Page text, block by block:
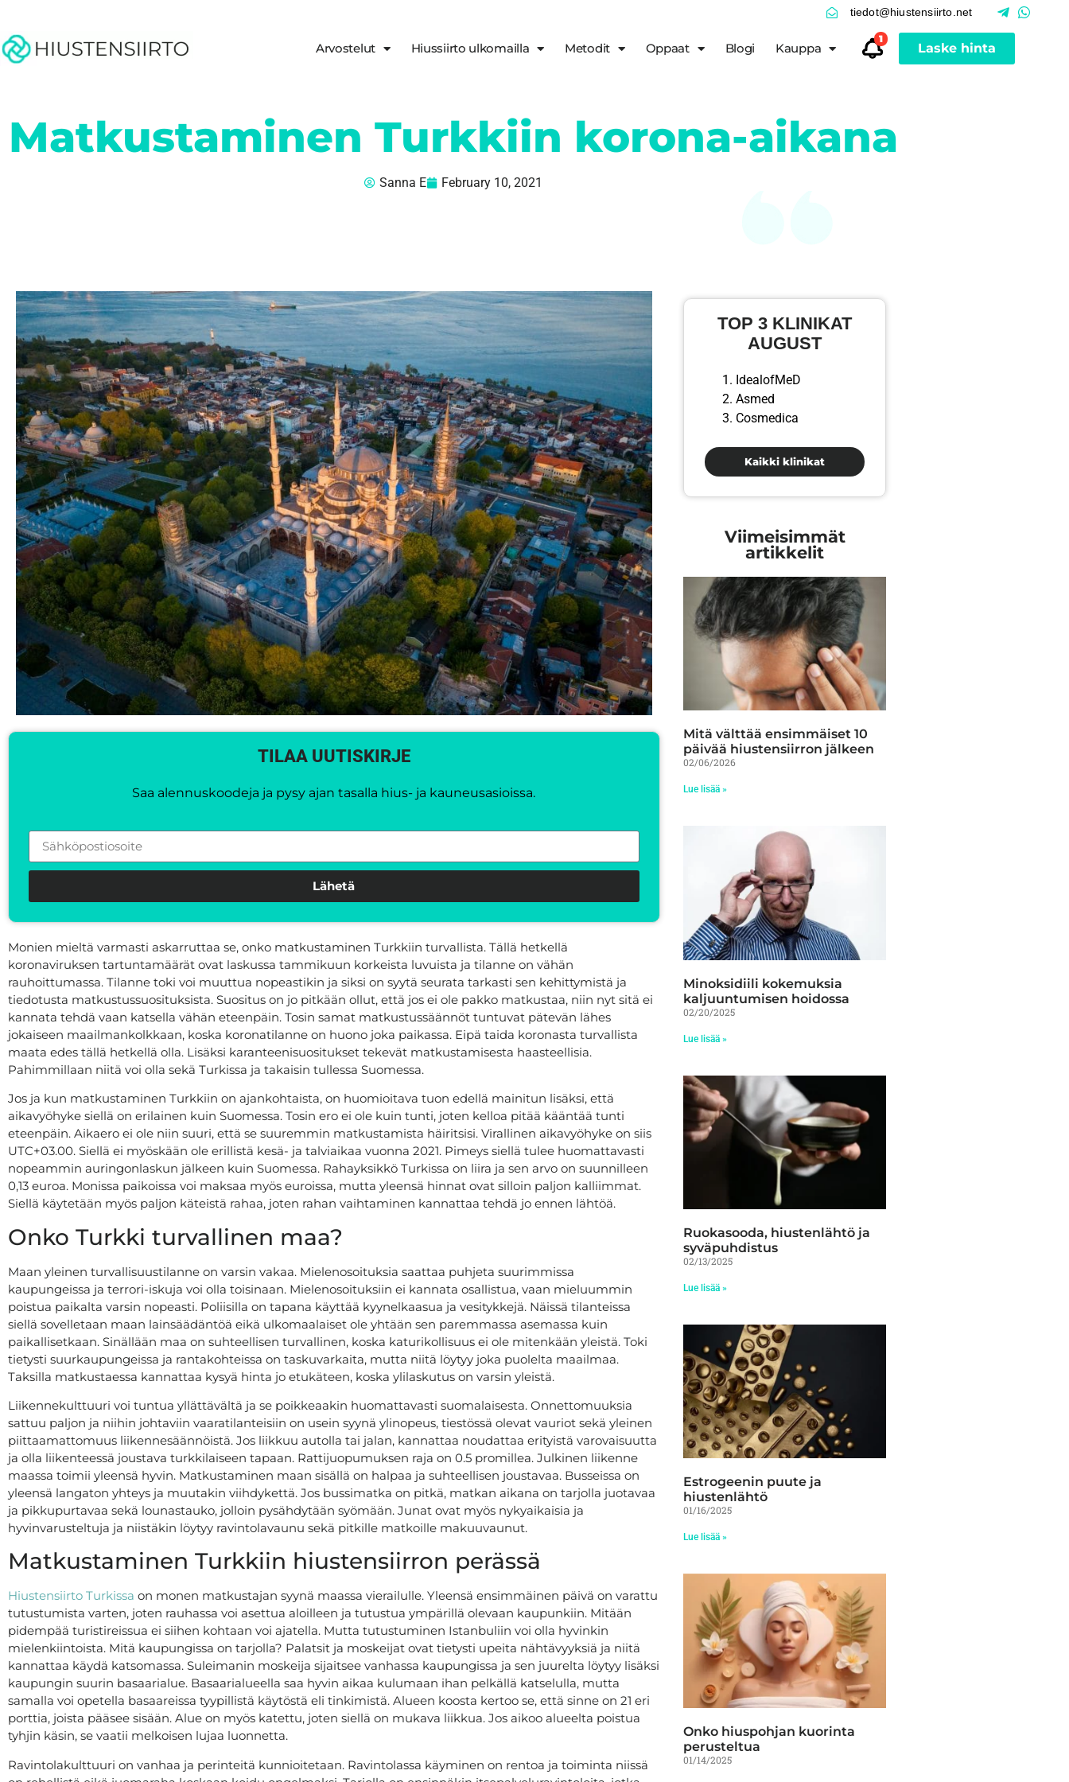
tiedot@hiustensiirto.net
Arvostelut Hiussiirto ulkomailla Metodit Oppaat Blogi Kauppa
1
Laske hinta
Matkustaminen Turkkiin korona-aikana
Sanna E February 10, 2021
TILAA UUTISKIRJE
Saa alennuskoodeja ja pysy ajan tasalla hius- ja kauneusasioissa.
Lähetä
Monien mieltä varmasti askarruttaa se, onko matkustaminen Turkkiin turvallista. Tällä hetkellä
koronaviruksen tartuntamäärät ovat laskussa tammikuun korkeista luvuista ja tilanne on vähän
rauhoittumassa. Tilanne toki voi muuttua nopeastikin ja siksi on syytä seurata tarkasti sen kehittymistä ja
tiedotusta matkustussuosituksista. Suositus on jo pitkään ollut, että jos ei ole pakko matkustaa, niin nyt sitä ei
kannata tehdä vaan katsella vähän eteenpäin. Tosin samat matkustussäännöt tuntuvat pätevän lähes
jokaiseen maailmankolkkaan, koska koronatilanne on huono joka paikassa. Eipä taida koronasta turvallista
maata edes tällä hetkellä olla. Lisäksi karanteenisuositukset tekevät matkustamisesta haasteellisia.
Pahimmillaan niitä voi olla sekä Turkissa ja takaisin tullessa Suomessa.
Jos ja kun matkustaminen Turkkiin on ajankohtaista, on huomioitava tuon edellä mainitun lisäksi, että
aikavyöhyke siellä on erilainen kuin Suomessa. Tosin ero ei ole kuin tunti, joten kelloa pitää kääntää tunti
eteenpäin. Aikaero ei ole niin suuri, että se suuremmin matkustamista häiritsisi. Virallinen aikavyöhyke on siis
UTC+03.00. Siellä ei myöskään ole erillistä kesä- ja talviaikaa vuonna 2021. Pimeys siellä tulee huomattavasti
nopeammin auringonlaskun jälkeen kuin Suomessa. Rahayksikkö Turkissa on liira ja sen arvo on suunnilleen
0,13 euroa. Monissa paikoissa voi maksaa myös euroissa, mutta yleensä hinnat ovat silloin paljon kalliimmat.
Siellä käytetään myös paljon käteistä rahaa, joten rahan vaihtaminen kannattaa tehdä jo ennen lähtöä.
Onko Turkki turvallinen maa?
Maan yleinen turvallisuustilanne on varsin vakaa. Mielenosoituksia saattaa puhjeta suurimmissa
kaupungeissa ja terrori-iskuja voi olla toisinaan. Mielenosoituksiin ei kannata osallistua, vaan mieluummin
poistua paikalta varsin nopeasti. Poliisilla on tapana käyttää kyynelkaasua ja vesitykkejä. Näissä tilanteissa
siellä sovelletaan maan lainsäädäntöä eikä ulkomaalaiset ole yhtään sen paremmassa asemassa kuin
paikallisetkaan. Sinällään maa on suhteellisen turvallinen, koska katurikollisuus ei ole mitenkään yleistä. Toki
tietysti suurkaupungeissa ja rantakohteissa on taskuvarkaita, mutta niitä löytyy joka puolelta maailmaa.
Taksilla matkustaessa kannattaa kysyä hinta jo etukäteen, koska ylilaskutus on varsin yleistä.
Liikennekulttuuri voi tuntua yllättävältä ja se poikkeaakin huomattavasti suomalaisesta. Onnettomuuksia
sattuu paljon ja niihin johtaviin vaaratilanteisiin on usein syynä ylinopeus, tiestössä olevat vauriot sekä yleinen
piittaamattomuus liikennesäännöistä. Jos liikkuu autolla tai jalan, kannattaa noudattaa erityistä varovaisuutta
ja olla liikenteessä joustava turkkilaiseen tapaan. Rattijuopumuksen raja on 0.5 promillea. Julkinen liikenne
maassa toimii yleensä hyvin. Matkustaminen maan sisällä on halpaa ja suhteellisen joustavaa. Busseissa on
yleensä langaton yhteys ja muutakin viihdykettä. Jos bussimatka on pitkä, matkan aikana on tarjolla juotavaa
ja pikkupurtavaa sekä lounastauko, jolloin pysähdytään syömään. Junat ovat myös nykyaikaisia ja
hyvinvarusteltuja ja niistäkin löytyy ravintolavaunu sekä pitkille matkoille makuuvaunut.
Matkustaminen Turkkiin hiustensiirron perässä
Hiustensiirto Turkissa on monen matkustajan syynä maassa vierailulle. Yleensä ensimmäinen päivä on varattu
tutustumista varten, joten rauhassa voi asettua aloilleen ja tutustua ympärillä olevaan kaupunkiin. Mitään
pidempää turistireissua ei siihen kohtaan voi ajatella. Mutta tutustuminen Istanbuliin voi olla hyvinkin
mielenkiintoista. Mitä kaupungissa on tarjolla? Palatsit ja moskeijat ovat tietysti upeita nähtävyyksiä ja niitä
kannattaa käydä katsomassa. Suleimanin moskeija sijaitsee vanhassa kaupungissa ja sen juurelta löytyy lisäksi
kaupungin suurin basaarialue. Basaarialueella saa hyvin aikaa kulumaan ihan pelkällä katselulla, mutta
samalla voi opetella basaareissa tyypillistä käytöstä eli tinkimistä. Alueen koosta kertoo se, että sinne on 21 eri
porttia, joista pääsee sisään. Alue on myös katettu, joten siellä on mukava liikkua. Jos aikoo alueelta poistua
tyhjin käsin, se vaatii melkoisen lujaa luonnetta.
Ravintolakulttuuri on vanhaa ja perinteitä kunnioitetaan. Ravintolassa käyminen on rentoa ja toiminta niissä
TOP 3 KLINIKAT
AUGUST
IdealofMeD
Asmed
Cosmedica
Kaikki klinikat
Viimeisimmät
artikkelit
Mitä välttää ensimmäiset 10
päivää hiustensiirron jälkeen
02/06/2026
Lue lisää »
Minoksidiili kokemuksia
kaljuuntumisen hoidossa
02/20/2025
Lue lisää »
Ruokasooda, hiustenlähtö ja
syväpuhdistus
02/13/2025
Lue lisää »
Estrogeenin puute ja
hiustenlähtö
01/16/2025
Lue lisää »
Onko hiuspohjan kuorinta
perusteltua
01/14/2025